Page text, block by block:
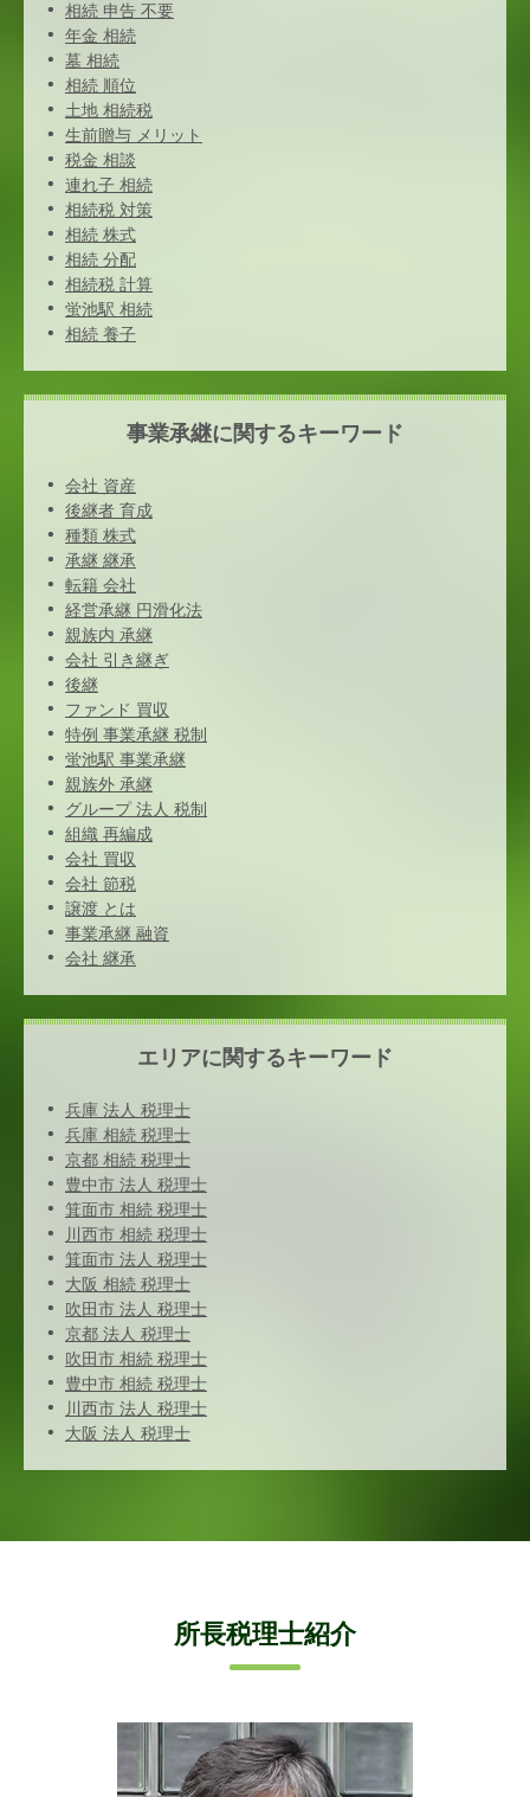
相続 申告 不要
年金 相続
墓 相続
相続 順位
土地 相続税
生前贈与 メリット
税金 相談
連れ子 相続
相続税 対策
相続 株式
相続 分配
相続税 計算
蛍池駅 相続
相続 養子
事業承継に関するキーワード
会社 資産
後継者 育成
種類 株式
承継 継承
転籍 会社
経営承継 円滑化法
親族内 承継
会社 引き継ぎ
後継
ファンド 買収
特例 事業承継 税制
蛍池駅 事業承継
親族外 承継
グループ 法人 税制
組織 再編成
会社 買収
会社 節税
譲渡 とは
事業承継 融資
会社 継承
エリアに関するキーワード
兵庫 法人 税理士
兵庫 相続 税理士
京都 相続 税理士
豊中市 法人 税理士
箕面市 相続 税理士
川西市 相続 税理士
箕面市 法人 税理士
大阪 相続 税理士
吹田市 法人 税理士
京都 法人 税理士
吹田市 相続 税理士
豊中市 相続 税理士
川西市 法人 税理士
大阪 法人 税理士
所長税理士紹介